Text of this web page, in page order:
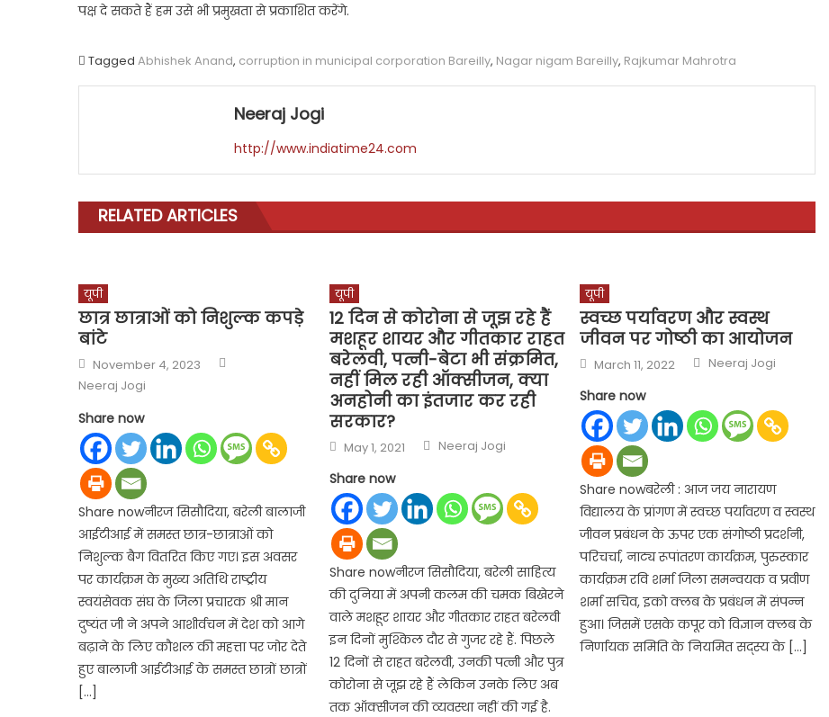
पक्ष दे सकते हैं हम उसे भी प्रमुखता से प्रकाशित करेंगे.
Tagged Abhishek Anand, corruption in municipal corporation Bareilly, Nagar nigam Bareilly, Rajkumar Mahrotra
Neeraj Jogi
http://www.indiatime24.com
RELATED ARTICLES
यूपी
छात्र छात्राओं को निशुल्क कपड़े
बांटे
Posted
on
November 4, 2023
Neeraj Jogi
Share now
Share nowनीरज सिसौदिया, बरेली बालाजी
आईटीआई में समस्त छात्र-छात्राओं को
निशुल्क बैग वितरित किए गए। इस अवसर
पर कार्यक्रम के मुख्य अतिथि राष्ट्रीय
स्वयंसेवक संघ के जिला प्रचारक श्री मान
दुष्यंत जी ने अपने आशीर्वचन में देश को आगे
बढ़ाने के लिए कौशल की महत्ता पर जोर देते
हुए बालाजी आईटीआई के समस्त छात्रों छात्रों
[…]
यूपी
12 दिन से कोरोना से जूझ रहे हैं
मशहूर शायर और गीतकार राहत
बरेलवी, पत्नी-बेटा भी संक्रमित,
नहीं मिल रही ऑक्सीजन, क्या
अनहोनी का इंतजार कर रही
सरकार?
Posted
on
May 1, 2021 Author
Neeraj Jogi
Share now
Share nowनीरज सिसौदिया, बरेली साहित्य
की दुनिया में अपनी कलम की चमक बिखेरने
वाले मशहूर शायर और गीतकार राहत बरेलवी
इन दिनों मुश्किल दौर से गुजर रहे हैं. पिछले
12 दिनों से राहत बरेलवी, उनकी पत्नी और पुत्र
कोरोना से जूझ रहे हैं लेकिन उनके लिए अब
तक ऑक्सीजन की व्यवस्था नहीं की गई है.
यूपी
स्वच्छ पर्यावरण और स्वस्थ
जीवन पर गोष्ठी का आयोजन
Posted
on
March 11, 2022 Author
Neeraj Jogi
Share now
Share nowबरेली : आज जय नारायण
विद्यालय के प्रांगण में स्वच्छ पर्यावरण व स्वस्थ
जीवन प्रबंधन के ऊपर एक संगोष्ठी प्रदर्शनी,
परिचर्चा, नाट्य रूपांतरण कार्यक्रम, पुरुस्कार
कार्यक्रम रवि शर्मा जिला समन्वयक व प्रवीण
शर्मा सचिव, इको क्लब के प्रबंधन में संपन्न
हुआ। जिसमें एसके कपूर को विज्ञान क्लब के
निर्णायक समिति के नियमित सद्स्य के […]